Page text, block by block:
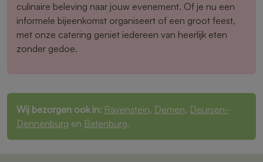
culinaire beleving naar jouw evenement. Of je nu een
informele bijeenkomst organiseert of een groot feest,
met onze catering geniet iedereen van heerlijk eten
zonder gedoe.
Wij bezorgen ook in: Ravenstein, Demen, Deursen-
Dennenburg en Batenburg.